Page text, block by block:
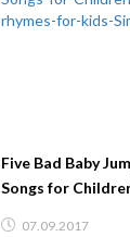
Five Bad Baby
Songs for
07.09.2017